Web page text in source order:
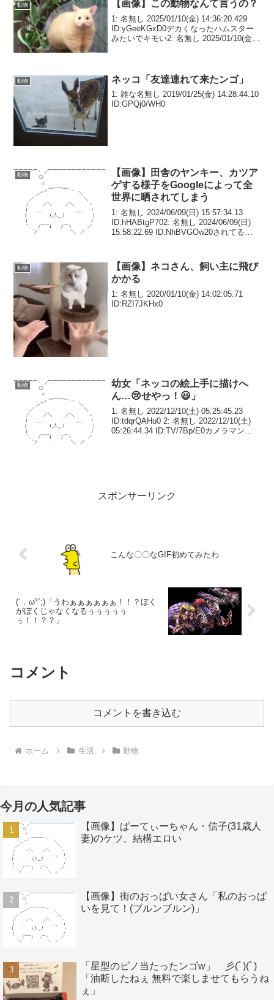
動物 【画像】この動物なんて言うの？
1: 名無し 2025/01/10(金) 14:36:20.429
ID:yGeeKGxD0デカくなったハムスター
みたいでキモい2: 名無し 2025/01/10(金)
動物 ネッコ「友達連れて来たンゴ」
1: 雑な名無し 2019/01/25(金) 14:28:44.10
ID:GPQj0/WH0
動物
【画像】田舎のヤンキー、カツア
ゲする様子をGoogleによって全
世界に晒されてしまう
1: 名無し 2024/06/09(日) 15:57:34.13
ID:hHABtgP702: 名無し 2024/06/09(日)
15:58:22.69 ID:NhBVGOw20されてる定
動物
【画像】ネコさん、飼い主に飛び
かかる
1: 名無し 2020/01/10(金) 14:02:05.71
ID:RZI7JKHx0
動物
幼女「ネッコの絵上手に描けへ
ん…😢せやっ！😃」
1: 名無し 2022/12/10(土) 05:25:45.23
ID:tdqrQAHu0 2: 名無し 2022/12/10(土)
05:26:44.34 ID:TV/7Bp/E0カメラマンが
スポンサーリンク
こんな〇〇なGIF初めてみたわ
(´．ω°`;)「うわぁぁぁぁぁぁ！！？ぼく
がぼくじゃなくなるぅぅぅぅぅ
ぅ！！？？」
コメント
コメントを書き込む
ホーム 生活 動物
今月の人気記事
【画像】ぱーてぃーちゃん・信子(31歳人
妻)のケツ、結構エロい
【画像】街のおっぱい女さん「私のおっぱ
いを見て！(ブルンブルン)」
「星型のピノ当たったンゴw」 彡(ﾟ)(ﾟ)
「油断したねぇ 無料で楽しませてもらうね
ぇ」